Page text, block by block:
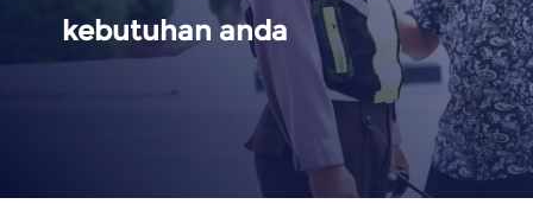
kebutuhan anda